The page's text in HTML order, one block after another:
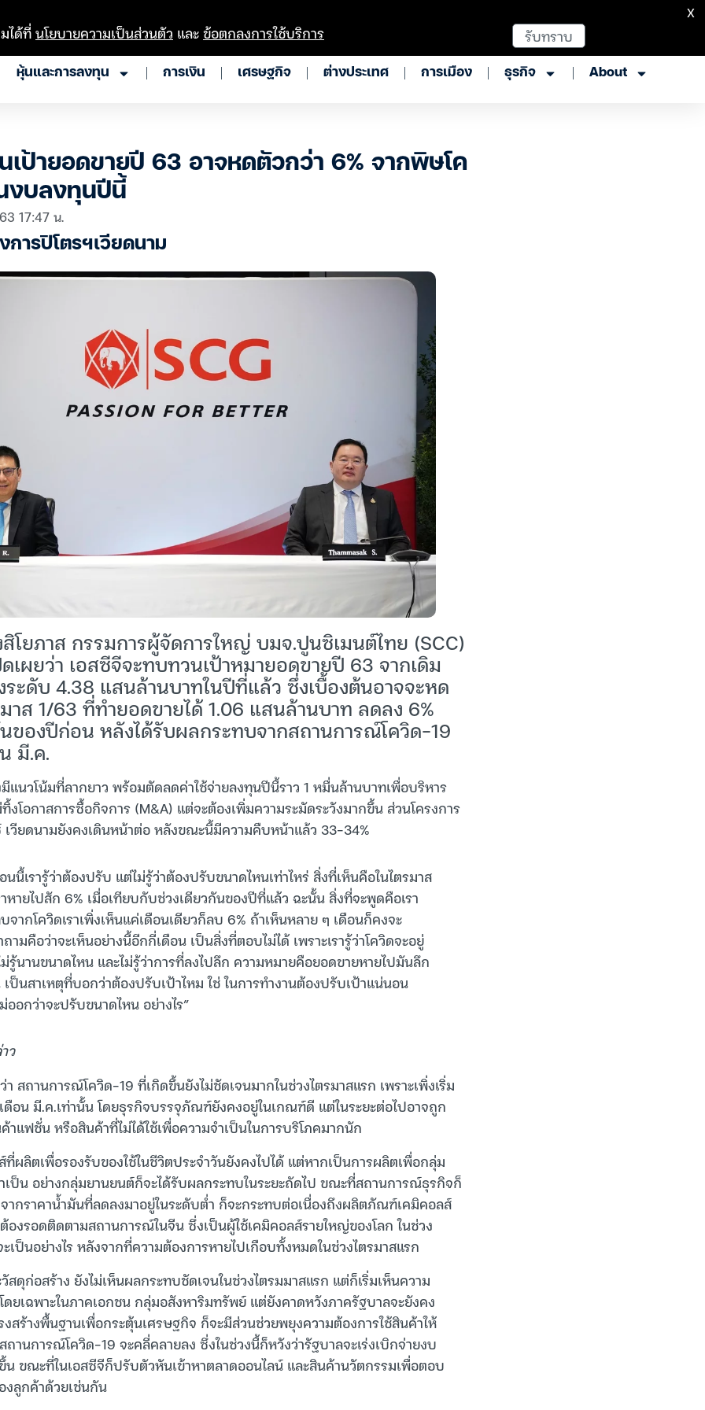
หุ้นและการลงทุน การเงิน เศรษฐกิจ ต่างประเทศ การเมือง ธุรกิจ About
เป้ายอดขายปี 63 อาจหดตัวกว่า 6% จากพิษโค
งบลงทุนปีนี้
17:47 น.
การปิโตรฯเวียดนาม
สิโยภาส กรรมการผู้จัดการใหญ่ บมจ.ปูนซิเมนต์ไทย (SCC)
เผยว่า เอสซีจีจะทบทวนเป้าหมายอดขายปี 63 จากเดิม
ระดับ 4.38 แสนล้านบาทในปีที่แล้ว ซึ่งเบื้องต้นอาจจะหด
าส 1/63 ที่ทำยอดขายได้ 1.06 แสนล้านบาท ลดลง 6%
ของปีก่อน หลังได้รับผลกระทบจากสถานการณ์โควิด-19
มี.ค.
นวโน้มที่ลากยาว พร้อมตัดลดค่าใช้จ่ายลงทุนปีนี้ราว 1 หมื่นล้านบาทเพื่อบริหาร
งโอกาสการซื้อกิจการ (M&A) แต่จะต้องเพิ่มความระมัดระวังมากขึ้น ส่วนโครงการ
วียดนามยังคงเดินหน้าต่อ หลังขณะนี้มีความคืบหน้าแล้ว 33-34%
นนี้เรารู้ว่าต้องปรับ แต่ไม่รู้ว่าต้องปรับขนาดไหนเท่าไหร่ สิ่งที่เห็นคือในไตรมาส
หายไปสัก 6% เมื่อเทียบกับช่วงเดียวกันของปีที่แล้ว ฉะนั้น สิ่งที่จะพูดคือเรา
จากโควิดเราเพิ่งเห็นแค่เดือนเดียวก็ลบ 6% ถ้าเห็นหลาย ๆ เดือนก็คงจะ
ามคือว่าจะเห็นอย่างนี้อีกกี่เดือน เป็นสิ่งที่ตอบไม่ได้ เพราะเรารู้ว่าโควิดจะอยู่
รู้นานขนาดไหน และไม่รู้ว่าการที่ลงไปลึก ความหมายคือยอดขายหายไปมันลึก
ป็นสาเหตุที่บอกว่าต้องปรับเป้าไหม ใช่ ในการทำงานต้องปรับเป้าแน่นอน
ออกว่าจะปรับขนาดไหน อย่างไร”
ว
า สถานการณ์โควิด-19 ที่เกิดขึ้นยังไม่ชัดเจนมากในช่วงไตรมาสแรก เพราะเพิ่งเริ่ม
ดือน มี.ค.เท่านั้น โดยธุรกิจบรรจุภัณฑ์ยังคงอยู่ในเกณฑ์ดี แต่ในระยะต่อไปอาจถูก
าแฟชั่น หรือสินค้าที่ไม่ได้ใช้เพื่อความจำเป็นในการบริโภคมากนัก
ผลิตเพื่อรองรับของใช้ในชีวิตประจำวันยังคงไปได้ แต่หากเป็นการผลิตเพื่อกลุ่ม
เป็น อย่างกลุ่มยานยนต์ก็จะได้รับผลกระทบในระยะถัดไป ขณะที่สถานการณ์ธุรกิจก็
ากราคาน้ำมันที่ลดลงมาอยู่ในระดับต่ำ ก็จะกระทบต่อเนื่องถึงผลิตภัณฑ์เคมิคอลส์
องรอดติดตามสถานการณ์ในจีน ซึ่งเป็นผู้ใช้เคมิคอลส์รายใหญ่ของโลก ในช่วง
เป็นอย่างไร หลังจากที่ความต้องการหายไปเกือบทั้งหมดในช่วงไตรมาสแรก
ดุก่อสร้าง ยังไม่เห็นผลกระทบชัดเจนในช่วงไตรมมาสแรก แต่ก็เริ่มเห็นความ
ดยเฉพาะในภาคเอกชน กลุ่มอสังหาริมทรัพย์ แต่ยังคาดหวังภาครัฐบาลจะยังคง
งสร้างพื้นฐานเพื่อกระตุ้นเศรษฐกิจ ก็จะมีส่วนช่วยพยุงความต้องการใช้สินค้าให้
านการณ์โควิด-19 จะคลี่คลายลง ซึ่งในช่วงนี้ก็หวังว่ารัฐบาลจะเร่งเบิกจ่ายงบ
ขณะที่ในเอสซีจีก็ปรับตัวหันเข้าหาตลาดออนไลน์ และสินค้านวัตกรรมเพื่อตอบ
งลูกค้าด้วยเช่นกัน
ได้ที่นโยบายความเป็นส่วนตัว และข้อตกลงการใช้บริการ รับทราบ
X